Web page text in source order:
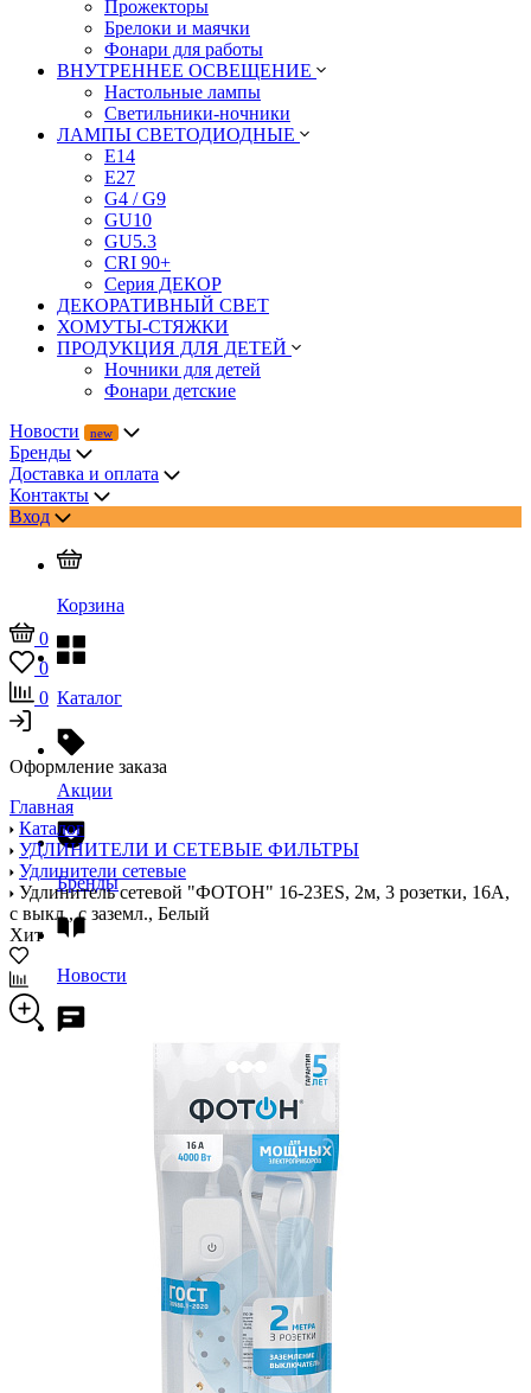
Прожекторы
Брелоки и маячки
Фонари для работы
ВНУТРЕННЕЕ ОСВЕЩЕНИЕ
Настольные лампы
Светильники-ночники
ЛАМПЫ СВЕТОДИОДНЫЕ
E14
E27
G4 / G9
GU10
GU5.3
CRI 90+
Серия ДЕКОР
ДЕКОРАТИВНЫЙ СВЕТ
ХОМУТЫ-СТЯЖКИ
ПРОДУКЦИЯ ДЛЯ ДЕТЕЙ
Ночники для детей
Фонари детские
Новости
Бренды
Доставка и оплата
Контакты
Вход
Корзина
Каталог
Акции
Бренды
Новости
0
0
0
Оформление заказа
Главная
Каталог
УДЛИНИТЕЛИ И СЕТЕВЫЕ ФИЛЬТРЫ
Удлинители сетевые
Удлинитель сетевой "ФОТОН" 16-23ЕS, 2м, 3 розетки, 16А,
с выкл., с заземл., Белый
Хит